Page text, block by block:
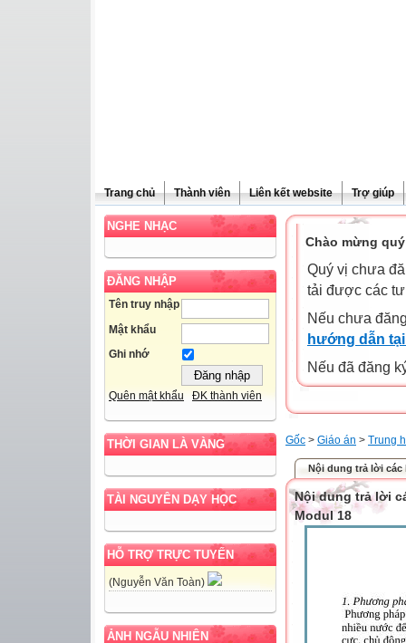
Trang chủ Thành viên Liên kết website Trợ giúp
NGHE NHẠC
ĐĂNG NHẬP
Tên truy nhập
Mật khẩu
Ghi nhớ
Quên mật khẩu ĐK thành viên
THỜI GIAN LÀ VÀNG
TÀI NGUYÊN DẠY HỌC
HỖ TRỢ TRỰC TUYẾN
(Nguyễn Văn Toàn)
ẢNH NGẪU NHIÊN
Chào mừng
Quý vị chưa
tải được các
Nếu chưa
hướng dẫn
Nếu đã đăng
Gốc > Giáo án > Trung
Nội dung trả lời các
Nội dung trả lời
Modul 18